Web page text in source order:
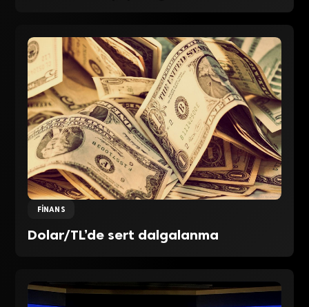
FINANS
Dolar/TL’de sert dalgalanma